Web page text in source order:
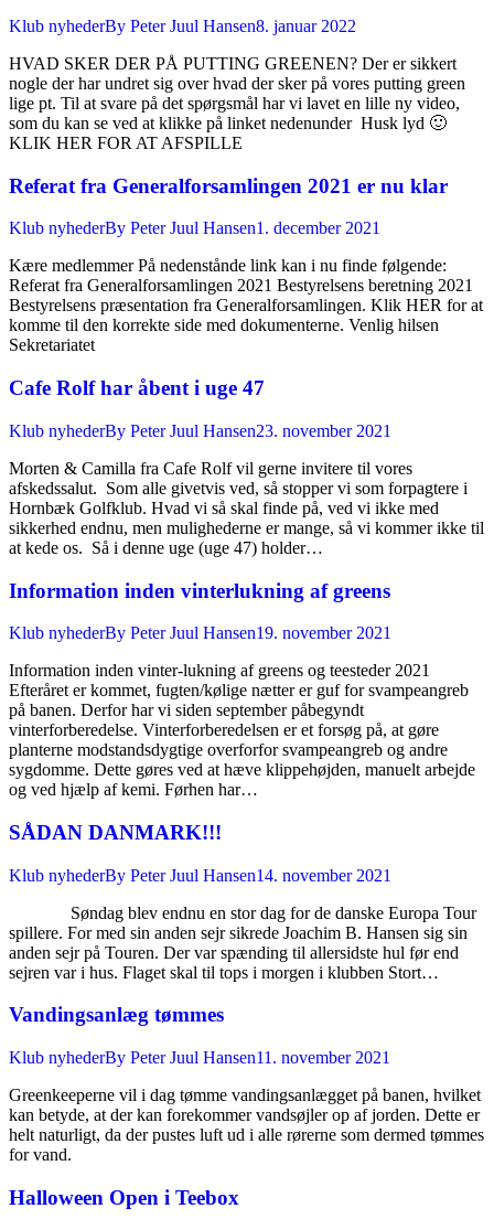
Klub nyhederBy Peter Juul Hansen8. januar 2022
HVAD SKER DER PÅ PUTTING GREENEN? Der er sikkert
nogle der har undret sig over hvad der sker på vores putting green
lige pt. Til at svare på det spørgsmål har vi lavet en lille ny video,
som du kan se ved at klikke på linket nedenunder Husk lyd 🙂
KLIK HER FOR AT AFSPILLE
Referat fra Generalforsamlingen 2021 er nu klar
Klub nyhederBy Peter Juul Hansen1. december 2021
Kære medlemmer På nedenstånde link kan i nu finde følgende:
Referat fra Generalforsamlingen 2021 Bestyrelsens beretning 2021
Bestyrelsens præsentation fra Generalforsamlingen. Klik HER for at
komme til den korrekte side med dokumenterne. Venlig hilsen
Sekretariatet
Cafe Rolf har åbent i uge 47
Klub nyhederBy Peter Juul Hansen23. november 2021
Morten & Camilla fra Cafe Rolf vil gerne invitere til vores
afskedssalut. Som alle givetvis ved, så stopper vi som forpagtere i
Hornbæk Golfklub. Hvad vi så skal finde på, ved vi ikke med
sikkerhed endnu, men mulighederne er mange, så vi kommer ikke til
at kede os. Så i denne uge (uge 47) holder…
Information inden vinterlukning af greens
Klub nyhederBy Peter Juul Hansen19. november 2021
Information inden vinter-lukning af greens og teesteder 2021
Efteråret er kommet, fugten/kølige nætter er guf for svampeangreb
på banen. Derfor har vi siden september påbegyndt
vinterforberedelse. Vinterforberedelsen er et forsøg på, at gøre
planterne modstandsdygtige overforfor svampeangreb og andre
sygdomme. Dette gøres ved at hæve klippehøjden, manuelt arbejde
og ved hjælp af kemi. Førhen har…
SÅDAN DANMARK!!!
Klub nyhederBy Peter Juul Hansen14. november 2021
Søndag blev endnu en stor dag for de danske Europa Tour
spillere. For med sin anden sejr sikrede Joachim B. Hansen sig sin
anden sejr på Touren. Der var spænding til allersidste hul før end
sejren var i hus. Flaget skal til tops i morgen i klubben Stort…
Vandingsanlæg tømmes
Klub nyhederBy Peter Juul Hansen11. november 2021
Greenkeeperne vil i dag tømme vandingsanlægget på banen, hvilket
kan betyde, at der kan forekommer vandsøjler op af jorden. Dette er
helt naturligt, da der pustes luft ud i alle rørerne som dermed tømmes
for vand.
Halloween Open i Teebox